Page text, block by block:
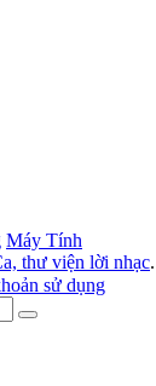
Máy Tính
thư viện lời nhạc.
sử dụng